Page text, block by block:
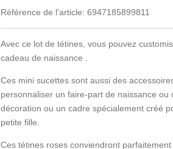
Référence de l'article: 6947185899811
Avec ce lot de tétines, vous pouvez
cadeau de naissance .
Ces mini sucettes sont aussi des
personnaliser un faire-part de naissance ou
décoration ou un cadre spécialement créé
petite fille.
Ces tétines roses conviendront